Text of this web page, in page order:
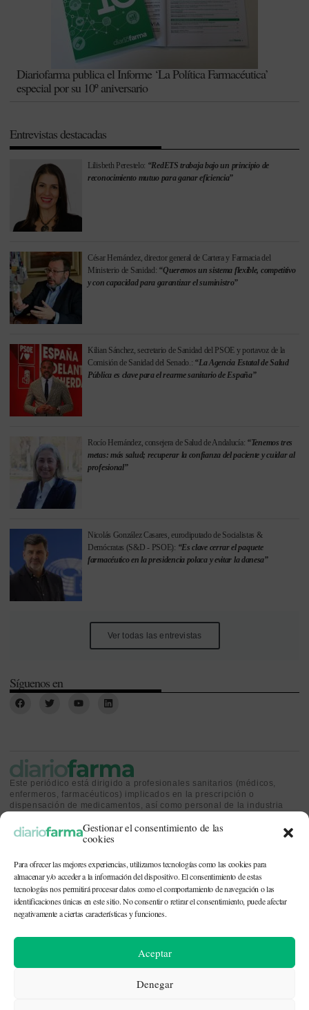
Gestionar el consentimiento de las
cookies
Para ofrecer las mejores experiencias, utilizamos tecnologías como las cookies para
almacenar y/o acceder a la información del dispositivo. El consentimiento de estas
tecnologías nos permitirá procesar datos como el comportamiento de navegación o las
identificaciones únicas en este sitio. No consentir o retirar el consentimiento, puede afectar
negativamente a ciertas características y funciones.
Aceptar
Denegar
Diariofarma publica el Informe ‘La Política Farmacéutica’
especial por su 10º aniversario
Entrevistas destacadas
Lilisbeth Perestelo: “RedETS trabaja bajo un principio de
reconocimiento mutuo para ganar eficiencia”
César Hernández, director general de Cartera y Farmacia del
Ministerio de Sanidad: “Queremos un sistema flexible, competitivo
y con capacidad para garantizar el suministro”
Kilian Sánchez, secretario de Sanidad del PSOE y portavoz de la
Comisión de Sanidad del Senado.: “La Agencia Estatal de Salud
Pública es clave para el rearme sanitario de España”
Rocío Hernández, consejera de Salud de Andalucía: “Tenemos tres
metas: más salud; recuperar la confianza del paciente y cuidar al
profesional”
Nicolás González Casares, eurodiputado de Socialistas &
Demócratas (S&D - PSOE): “Es clave cerrar el paquete
farmacéutico en la presidencia polaca y evitar la danesa”
Ver todas las entrevistas
Síguenos en
Este periódico está dirigido a profesionales sanitarios (médicos,
enfermeros, farmacéuticos) implicados en la prescripción o
dispensación de medicamentos, así como personal de la industria
sanitaria.
CONTACTO Y QUIÉNES SOMOS|POLÍTICA DE COOKIES|POLÍTICA DE
© 2026. Todos los derechos reservados. |
| Recursos
fotográficos: depositphotos